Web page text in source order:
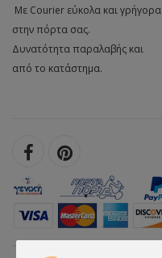
 Με Courier εύκολα και γρήγορα
στην πόρτα σας.
Δυνατότητα παραλαβής και
από το κατάστημα.